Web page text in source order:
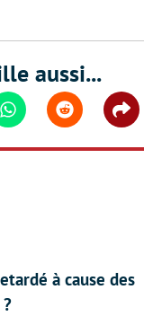
aussi...
WhatsappReddit
à cause des